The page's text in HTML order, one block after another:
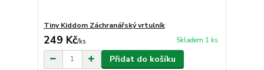
Tiny Kiddom Záchranářský vrtulník
249 Kč/ks Skladem 1 ks
Přidat do košíku